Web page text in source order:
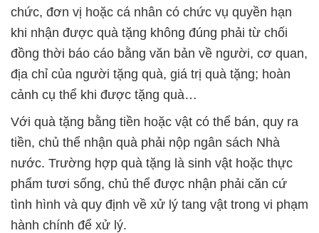
chức, đơn vị hoặc cá nhân có chức vụ quyền hạn
khi nhận được quà tặng không đúng phải từ chối
đồng thời báo cáo bằng văn bản về người, cơ quan,
địa chỉ của người tặng quà, giá trị quà tặng; hoàn
cảnh cụ thể khi được tặng quà…
Với quà tặng bằng tiền hoặc vật có thể bán, quy ra
tiền, chủ thể nhận quà phải nộp ngân sách Nhà
nước. Trường hợp quà tặng là sinh vật hoặc thực
phẩm tươi sống, chủ thể được nhận phải căn cứ
tình hình và quy định về xử lý tang vật trong vi phạm
hành chính để xử lý.